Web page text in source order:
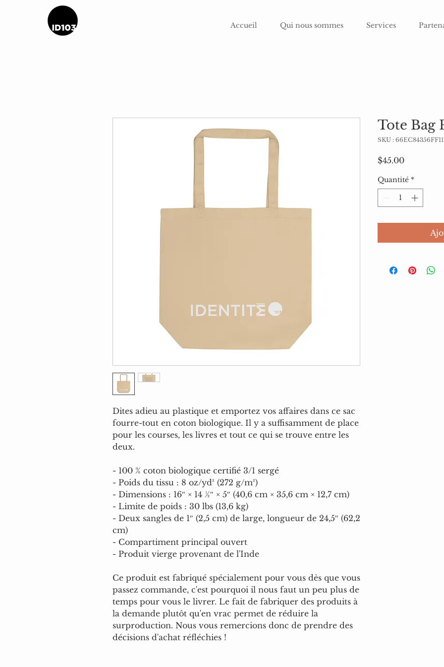
Accueil Qui nous sommes Services
Dites adieu au plastique et emportez vos affaires dans ce sac
fourre-tout en coton biologique. Il y a suffisamment de place
pour les courses, les livres et tout ce qui se trouve entre les
deux.
- 100 % coton biologique certifié 3/1 sergé
- Poids du tissu : 8 oz/yd² (272 g/m²)
- Dimensions : 16″ × 14 ½″ × 5″ (40,6 cm × 35,6 cm × 12,7 cm)
- Limite de poids : 30 lbs (13,6 kg)
- Deux sangles de 1″ (2,5 cm) de large, longueur de 24,5″ (62,2
cm)
- Compartiment principal ouvert
- Produit vierge provenant de l'Inde
Ce produit est fabriqué spécialement pour vous dès que vous
passez commande, c'est pourquoi il nous faut un peu plus de
temps pour vous le livrer. Le fait de fabriquer des produits à
la demande plutôt qu'en vrac permet de réduire la
surproduction. Nous vous remercions donc de prendre des
décisions d'achat réfléchies !
Tote Bag
SKU :
$45.00Prix
Quantité *